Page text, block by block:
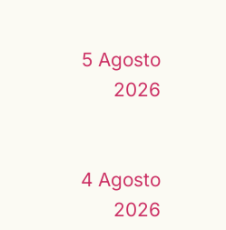
5 Agosto
2026
4 Agosto
2026